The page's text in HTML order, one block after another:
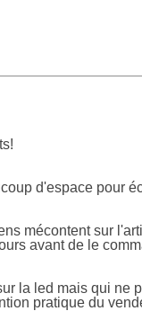
d'espace pour
mécontent sur
avant de le
la led mais qui ne
pratique du